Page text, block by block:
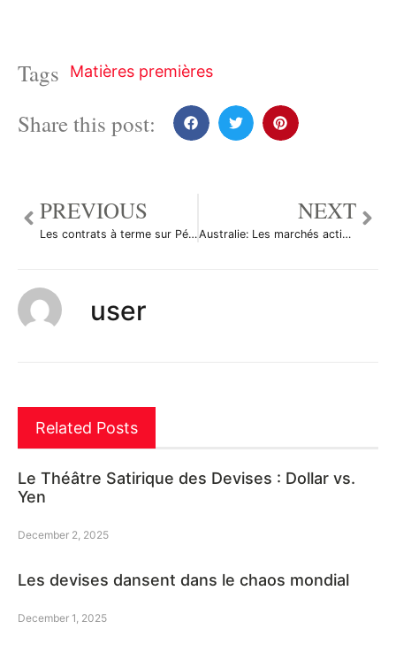
Tags Matières premières
Share this post:
PREVIOUS
Les contrats à terme sur Pétrole Brut ont reculé durant la séance en Asie
NEXT
Australie: Les marchés actions finissent en hausse; l’indice S&P/ASX 200 gagne 0,45%
user
Related Posts
Le Théâtre Satirique des Devises : Dollar vs.
Yen
December 2, 2025
Les devises dansent dans le chaos mondial
December 1, 2025